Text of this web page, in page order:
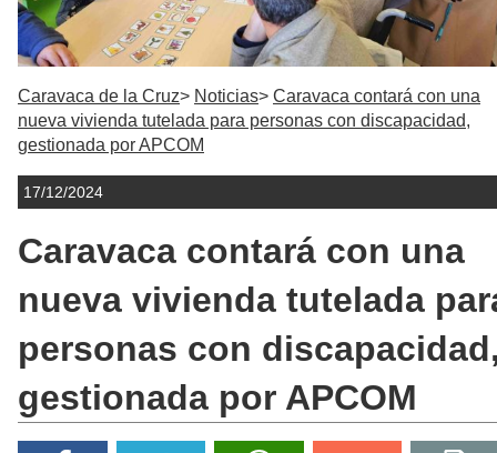
Caravaca de la Cruz Noticias
Caravaca contará con una
nueva vivienda tutelada para personas con discapacidad,
gestionada por APCOM
17/12/2024
Caravaca contará con una
nueva vivienda tutelada
personas con
gestionada por APCOM